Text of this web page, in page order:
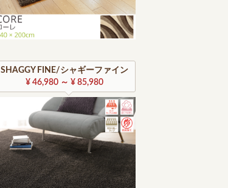
SHAGGY FINE/シャギーファイン
¥ 46,980 ～ ¥ 85,980